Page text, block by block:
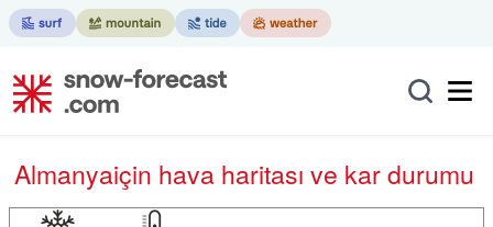
Almanyaiçin hava haritası ve kar durumu